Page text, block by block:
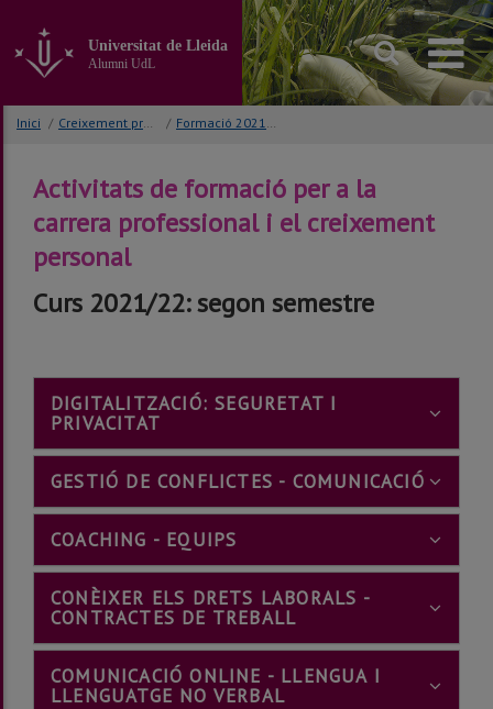
contingut
principal
Universitat de Lleida
Alumni UdL
Inici / Creixement professional / Formació 2021/22
Activitats de formació per a la
carrera professional i el creixement
personal
Curs 2021/22: segon semestre
DIGITALITZACIÓ: SEGURETAT I
PRIVACITAT
GESTIÓ DE CONFLICTES - COMUNICACIÓ???
COACHING - EQUIPS
CONÈIXER ELS DRETS LABORALS -
CONTRACTES DE TREBALL???
COMUNICACIÓ ONLINE - LLENGUA I
LLENGUATGE NO VERBAL???